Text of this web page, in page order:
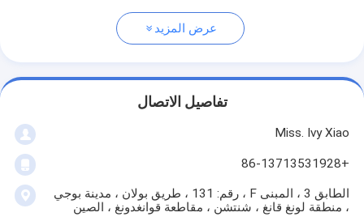
عرض المزيد
تفاصيل الاتصال
Miss. Ivy Xiao
+86-13713531928
الطابق 3 ، المبنى F ، رقم: 131 ، طريق بولان ، مدينة بوجي
، منطقة لونغ قانغ ، شنتشن ، مقاطعة قوانغدونغ ، الصين